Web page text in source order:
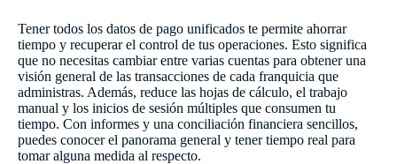
Tener todos los datos de pago unificados te permite ahorrar
tiempo y recuperar el control de tus operaciones. Esto significa
que no necesitas cambiar entre varias cuentas para obtener una
visión general de las transacciones de cada franquicia que
administras. Además, reduce las hojas de cálculo, el trabajo
manual y los inicios de sesión múltiples que consumen tu
tiempo. Con informes y una conciliación financiera sencillos,
puedes conocer el panorama general y tener tiempo real para
tomar alguna medida al respecto.